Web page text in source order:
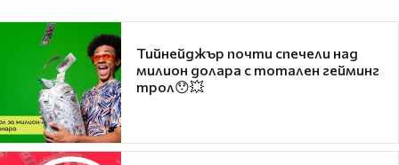
Тийнейджър почти спечели над
милион долара с тотален гейминг
трол😯💥